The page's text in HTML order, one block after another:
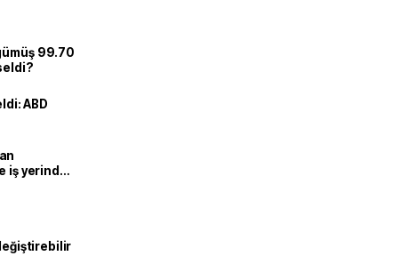
99.70
ABD
iş yerinde